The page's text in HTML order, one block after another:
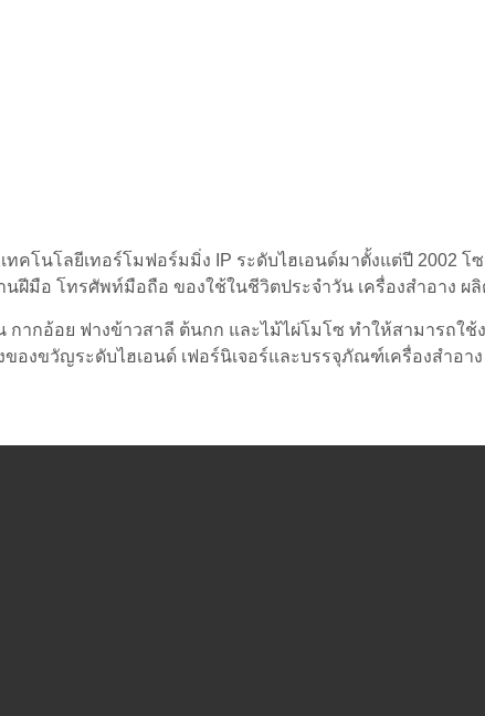
คโนโลยีเทอร์โมฟอร์มมิ่ง IP ระดับไฮเอนด์มาตั้งแต่ปี 2002
นฝีมือ โทรศัพท์มือถือ ของใช้ในชีวิตประจำวัน เครื่องสำอาง
กากอ้อย ฟางข้าวสาลี ต้นกก และไม้ไผ่โมโซ ทำให้สามารถ
องขวัญระดับไฮเอนด์ เฟอร์นิเจอร์และบรรจุภัณฑ์เครื่องสำอ